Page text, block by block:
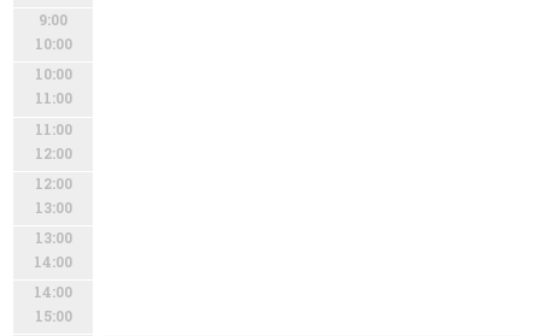
9:00
10:00
10:00
11:00
11:00
12:00
12:00
13:00
13:00
14:00
14:00
15:00